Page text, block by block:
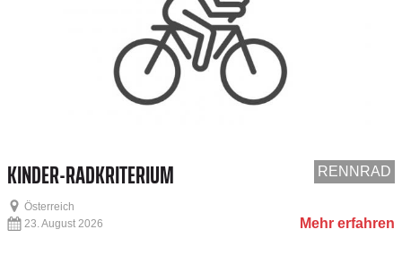
RENNRAD
KINDER-RADKRITERIUM
Österreich
Mehr erfahren
23. August 2026